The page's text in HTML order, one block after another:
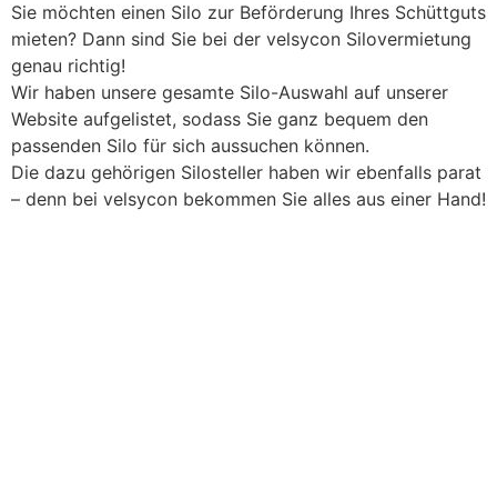
Sie möchten einen Silo zur Beförderung Ihres Schüttguts
mieten? Dann sind Sie bei der velsycon Silovermietung
genau richtig!
Wir haben unsere gesamte Silo-Auswahl auf unserer
Website aufgelistet, sodass Sie ganz bequem den
passenden Silo für sich aussuchen können.
Die dazu gehörigen Silosteller haben wir ebenfalls parat
– denn bei velsycon bekommen Sie alles aus einer Hand!